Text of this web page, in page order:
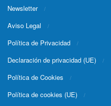
Newsletter
Aviso Legal
Política de Privacidad
Declaración de privacidad (UE)
Política de Cookies
Política de cookies (UE)